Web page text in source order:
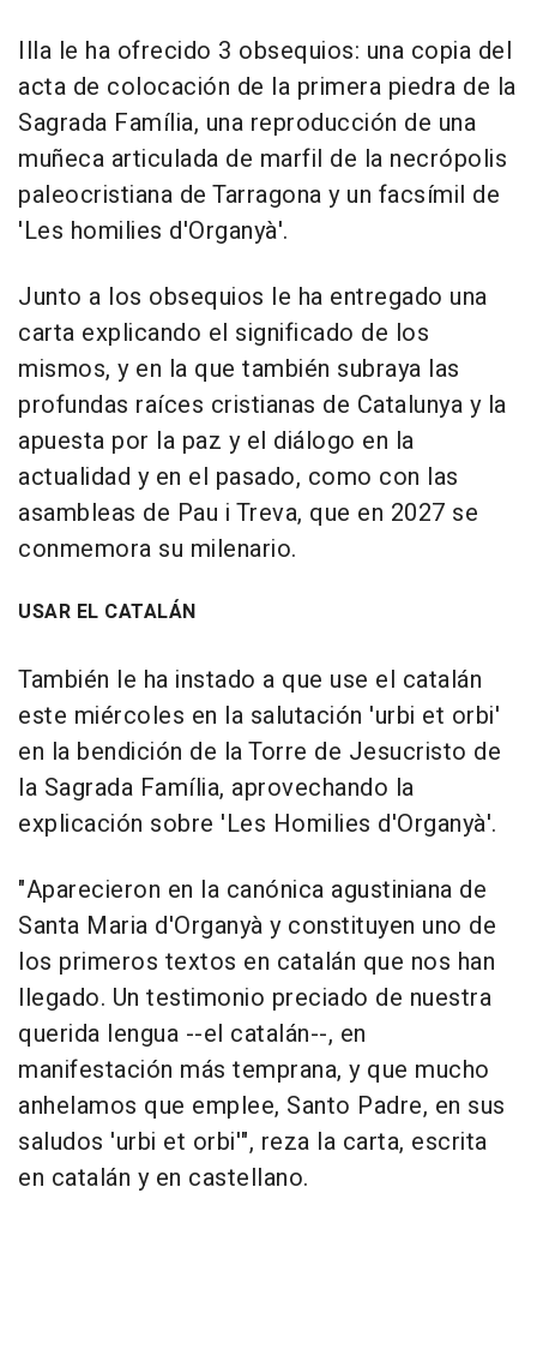
Illa le ha ofrecido 3 obsequios: una copia del
acta de colocación de la primera piedra de la
Sagrada Família, una reproducción de una
muñeca articulada de marfil de la necrópolis
paleocristiana de Tarragona y un facsímil de
'Les homilies d'Organyà'.
Junto a los obsequios le ha entregado una
carta explicando el significado de los
mismos, y en la que también subraya las
profundas raíces cristianas de Catalunya y la
apuesta por la paz y el diálogo en la
actualidad y en el pasado, como con las
asambleas de Pau i Treva, que en 2027 se
conmemora su milenario.
USAR EL CATALÁN
También le ha instado a que use el catalán
este miércoles en la salutación 'urbi et orbi'
en la bendición de la Torre de Jesucristo de
la Sagrada Família, aprovechando la
explicación sobre 'Les Homilies d'Organyà'.
"Aparecieron en la canónica agustiniana de
Santa Maria d'Organyà y constituyen uno de
los primeros textos en catalán que nos han
llegado. Un testimonio preciado de nuestra
querida lengua --el catalán--, en
manifestación más temprana, y que mucho
anhelamos que emplee, Santo Padre, en sus
saludos 'urbi et orbi'", reza la carta, escrita
en catalán y en castellano.